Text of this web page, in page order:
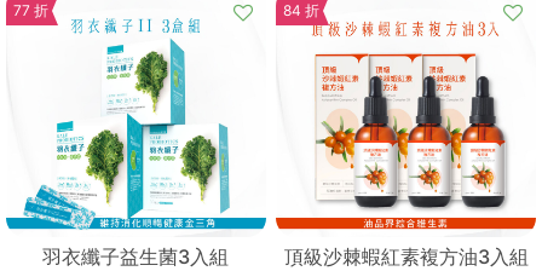
77 折
羽衣纖子益生菌3入組
84 折
頂級沙棘蝦紅素複方油3入組